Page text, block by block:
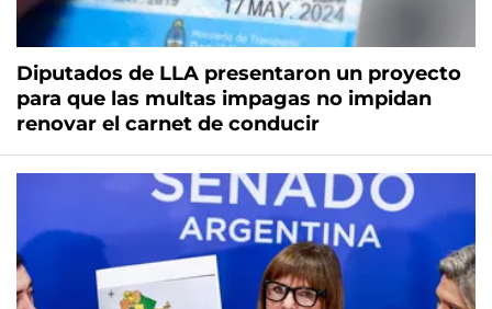
Diputados de LLA presentaron un proyecto
para que las multas impagas no impidan
renovar el carnet de conducir